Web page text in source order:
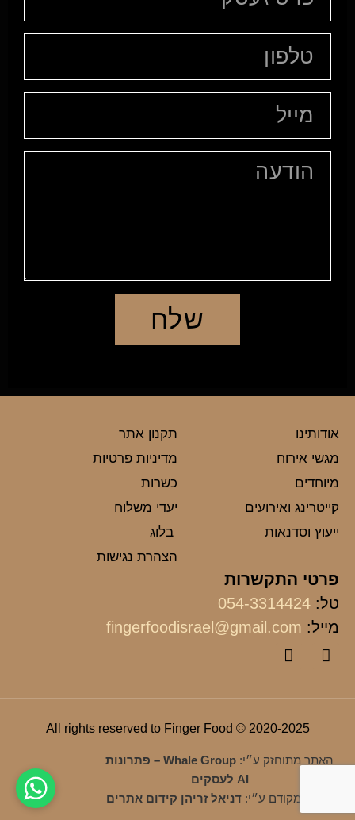
שלח
אודותינו
מגשי אירוח
מיוחדים
קייטרינג ואירועים
ייעוץ וסדנאות
תקנון אתר
מדיניות פרטיות
כשרות
יעדי משלוח
בלוג
הצהרת נגישות
פרטי התקשרות
טל: 054-3314424
מייל: fingerfoodisrael@gmail.com
2020-2025 © All rights reserved to Finger Food
האתר מתוחזק ע״י:
Whale Group – פתרונות
AI לעסקים
האתר מקודם ע״י:דניאל זריהן קידום אתרים